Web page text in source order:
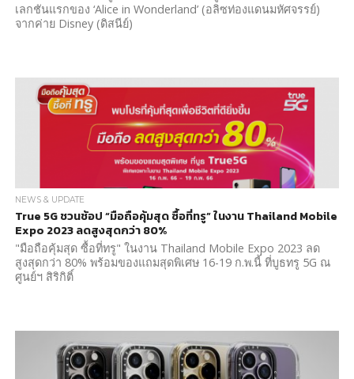
เลกชันแรกของ ‘Alice in Wonderland’ (อลิซท่องแดนมหัศจรรย์)
จากค่าย Disney (ดิสนีย์)
NEWS & UPDATE
True 5G ชวนช้อป “มือถือคุ้มสุด ซื้อที่ทรู” ในงาน Thailand Mobile
Expo 2023 ลดสูงสุดกว่า 80%
"มือถือคุ้มสุด ซื้อที่ทรู" ในงาน Thailand Mobile Expo 2023 ลด
สูงสุดกว่า 80% พร้อมของแถมสุดพิเศษ 16-19 ก.พ.นี้ ที่บูธทรู 5G ณ
ศูนย์ฯ สิริกิติ์